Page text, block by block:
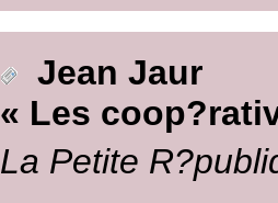
Jean Jaur
« Les
La Petite